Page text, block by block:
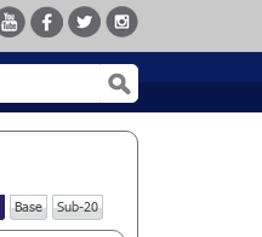
Base Sub-20